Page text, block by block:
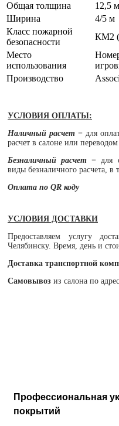
Общая толщина
12,5
Ширина
4/5 м
Класс пожарной
безопасности
КМ2
Место
использования
Производство
УСЛОВИЯ ОПЛАТЫ:
Наличный расчет = для
расчет в салоне или
Безналичный расчет = для
виды безналичного расчета,
Оплата по QR коду
УСЛОВИЯ ДОСТАВКИ
Предоставляем услугу
Челябинску. Время, день и
Доставка транспортной
Самовывоз из салона по
Профессиональная
покрытий